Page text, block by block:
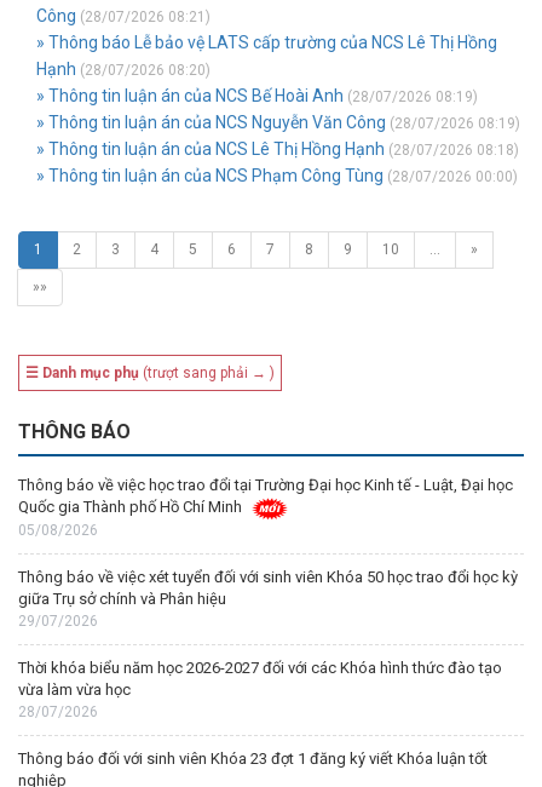
Công (28/07/2026 08:21)
» Thông báo Lễ bảo vệ LATS cấp trường của NCS Lê Thị Hồng
Hạnh (28/07/2026 08:20)
» Thông tin luận án của NCS Bế Hoài Anh (28/07/2026 08:19)
» Thông tin luận án của NCS Nguyễn Văn Công (28/07/2026 08:19)
» Thông tin luận án của NCS Lê Thị Hồng Hạnh (28/07/2026 08:18)
» Thông tin luận án của NCS Phạm Công Tùng (28/07/2026 00:00)
1 2 3 4 5 6 7 8 9 10 … »
»»
☰ Danh mục phụ (trượt sang phải → )
THÔNG BÁO
Thông báo về việc học trao đổi tại Trường Đại học Kinh tế - Luật, Đại học
Quốc gia Thành phố Hồ Chí Minh
05/08/2026
Thông báo về việc xét tuyển đối với sinh viên Khóa 50 học trao đổi học kỳ
giữa Trụ sở chính và Phân hiệu
29/07/2026
Thời khóa biểu năm học 2026-2027 đối với các Khóa hình thức đào tạo
vừa làm vừa học
28/07/2026
Thông báo đối với sinh viên Khóa 23 đợt 1 đăng ký viết Khóa luận tốt
nghiệp